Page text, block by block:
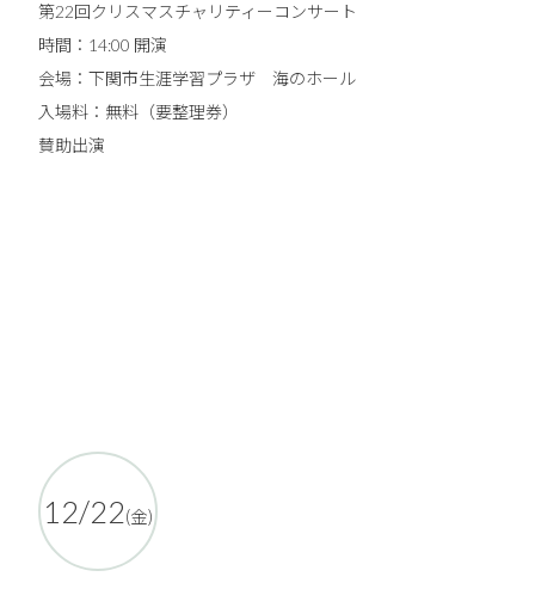
第22回クリスマスチャリティーコンサート
時間：14:00 開演
会場：下関市生涯学習プラザ 海のホール
入場料：無料（要整理券）
賛助出演
12/22(金)